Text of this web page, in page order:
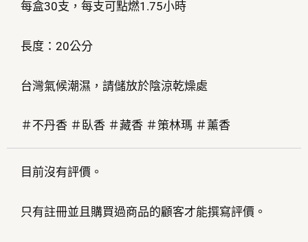
每盒30支，每支可點燃1.75小時
長度：20公分
台灣氣候潮濕，請儲放於陰涼乾燥處
＃不丹香 ＃臥香 ＃藏香 ＃策林瑪 ＃薰香
目前沒有評價。
只有註冊並且購買過商品的顧客才能撰寫評價。